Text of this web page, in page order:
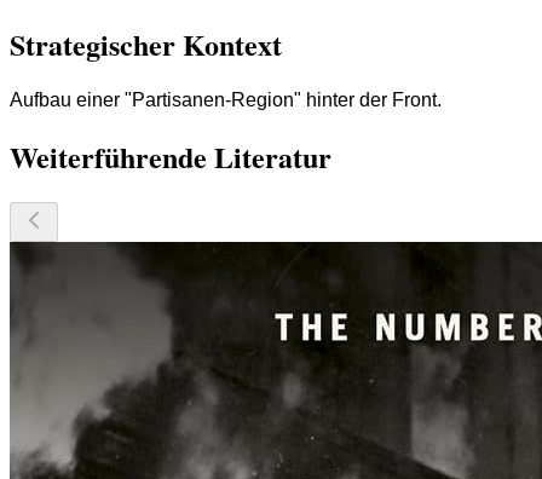
Strategischer Kontext
Aufbau einer "Partisanen-Region" hinter der Front.
Weiterführende Literatur